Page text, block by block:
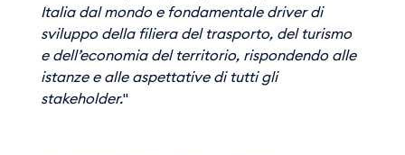
Italia dal mondo e fondamentale driver di
sviluppo della filiera del trasporto, del turismo
e dell’economia del territorio, rispondendo alle
istanze e alle aspettative di tutti gli
stakeholder."